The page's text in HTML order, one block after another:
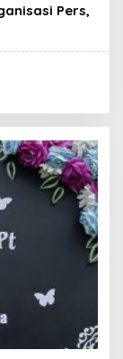
Pers,